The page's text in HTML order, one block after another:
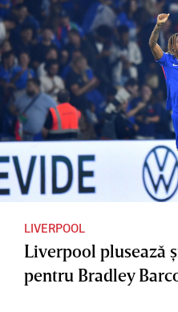
LIVERPOOL
Liverpool plusează
pentru Bradley